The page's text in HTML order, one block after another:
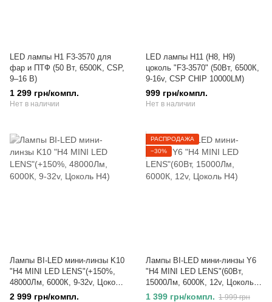
LED лампы H1 F3-3570 для
фар и ПТФ (50 Вт, 6500K, CSP,
9–16 В)
1 299 грн/компл.
Нет в наличии
LED лампы H11 (H8, H9)
цоколь "F3-3570" (50Вт, 6500К,
9-16v, CSP CHIP 10000LM)
999 грн/компл.
Нет в наличии
Лампы BI-LED мини-линзы K10
"H4 MINI LED LENS"(+150%,
48000Лм, 6000К, 9-32v, Цоколь
H4)
2 999 грн/компл.
РАСПРОДАЖА
−30%
Лампы BI-LED мини-линзы Y6
"H4 MINI LED LENS"(60Вт,
15000Лм, 6000К, 12v, Цоколь
H4)
1 399 грн/компл. 1 999 грн